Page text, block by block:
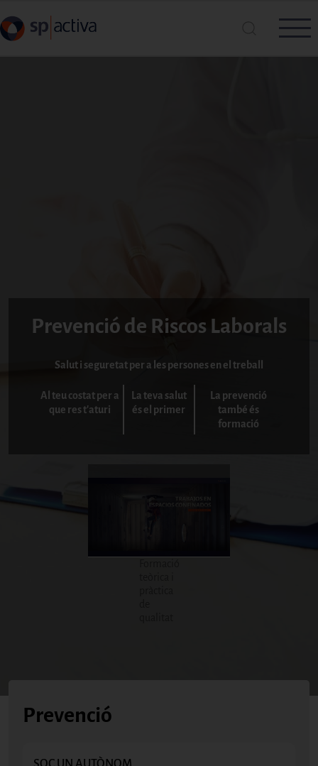
Prevenció de Riscos Laborals
Salut i seguretat per a les persones en el treball
Al teu costat per a
que res t'aturi
La teva salut
és el primer
La prevenció
també és
formació
Prevenció